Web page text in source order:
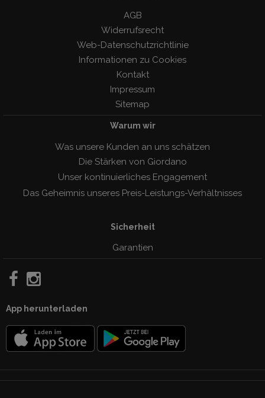
AGB
Widerrufsrecht
Web-Datenschutzrichtlinie
Informationen zu Cookies
Kontakt
Impressum
Sitemap
Warum wir
Was unsere Kunden an uns schätzen
Die Stärken von Giordano
Unser kontinuierliches Engagement
Das Geheimnis unseres Preis-Leistungs-Verhàltnisses
Sicherheit
Garantien
App herunterladen